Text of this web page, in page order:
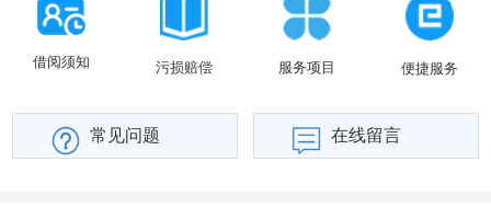
查看详
借阅须知 污损赔偿 服务项目 便捷服务
常见问题 在线留言